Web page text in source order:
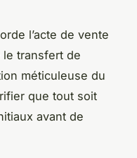
l’acte de vente
le transfert de
méticuleuse du
que tout soit
avant de